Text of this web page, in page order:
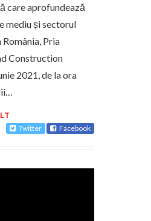
care aprofundează
mediu și sectorul
Pria
Construction
2021, de la ora
Twitter Facebook